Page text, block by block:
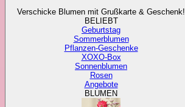
Verschicke Blumen mit Grußkarte & Geschenk!
BELIEBT
Geburtstag
Sommerblumen
Pflanzen-Geschenke
XOXO-Box
Sonnenblumen
Rosen
Angebote
BLUMEN